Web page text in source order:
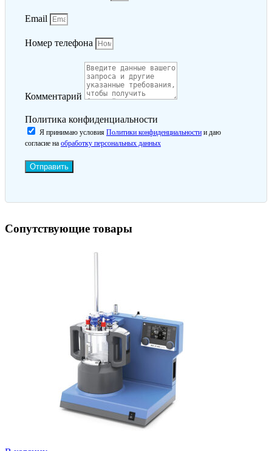
Email
Номер телефона
Комментарий
Политика конфиденциальности
Я принимаю условия Политики конфиденциальности и даю
согласие на обработку персональных данных
Отправить
Сопутствующие товары